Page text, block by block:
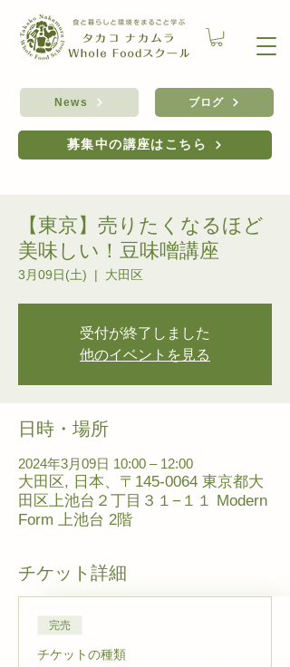
News
募集中の講座はこちら
ブログ
【東京】売りたくなるほど
美味しい！豆味噌講座
3月09日(土)
  |
大田区
受付が終了しました
他のイベントを見る
日時・場所
2024年3月09日 10:00 – 12:00
大田区, 日本、〒145-0064 東京都大
田区上池台２丁目３１−１１ Modern
Form 上池台 2階
チケット詳細
完売
チケットの種類